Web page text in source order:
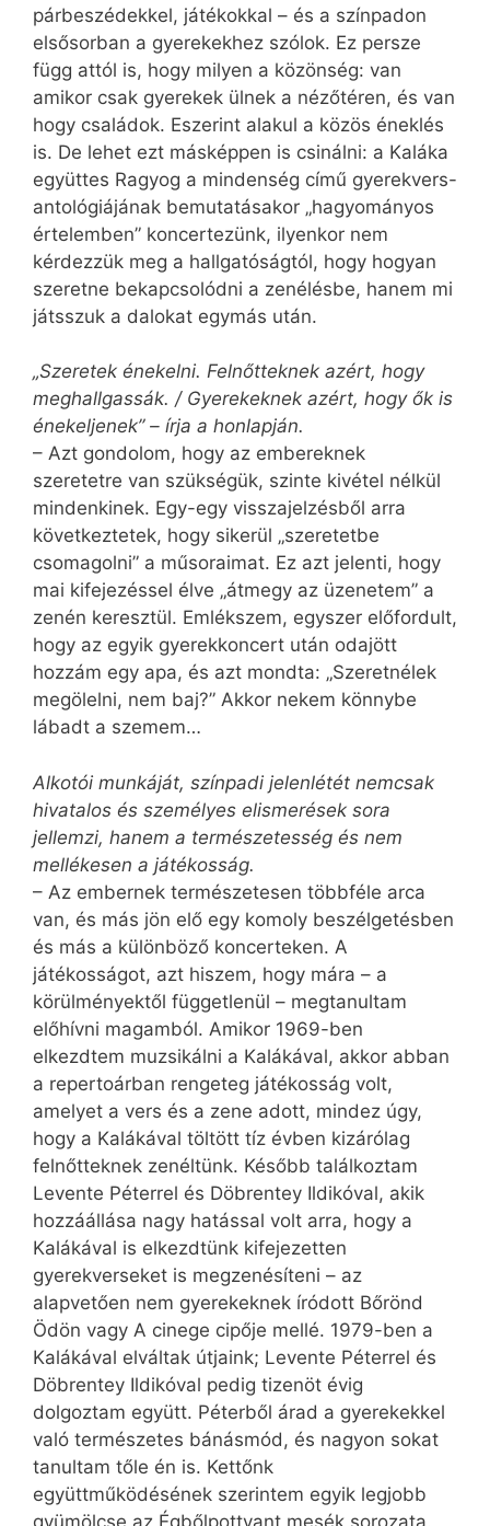
párbeszédekkel, játékokkal – és a színpadon
elsősorban a gyerekekhez szólok. Ez persze
függ attól is, hogy milyen a közönség: van
amikor csak gyerekek ülnek a nézőtéren, és van
hogy családok. Eszerint alakul a közös éneklés
is. De lehet ezt másképpen is csinálni: a Kaláka
együttes Ragyog a mindenség című gyerekvers-
antológiájának bemutatásakor „hagyományos
értelemben” koncertezünk, ilyenkor nem
kérdezzük meg a hallgatóságtól, hogy hogyan
szeretne bekapcsolódni a zenélésbe, hanem mi
játsszuk a dalokat egymás után.
„Szeretek énekelni. Felnőtteknek azért, hogy
meghallgassák. / Gyerekeknek azért, hogy ők is
énekeljenek” – írja a honlapján.
– Azt gondolom, hogy az embereknek
szeretetre van szükségük, szinte kivétel nélkül
mindenkinek. Egy-egy visszajelzésből arra
következtetek, hogy sikerül „szeretetbe
csomagolni” a műsoraimat. Ez azt jelenti, hogy
mai kifejezéssel élve „átmegy az üzenetem” a
zenén keresztül. Emlékszem, egyszer előfordult,
hogy az egyik gyerekkoncert után odajött
hozzám egy apa, és azt mondta: „Szeretnélek
megölelni, nem baj?” Akkor nekem könnybe
lábadt a szemem…
Alkotói munkáját, színpadi jelenlétét nemcsak
hivatalos és személyes elismerések sora
jellemzi, hanem a természetesség és nem
mellékesen a játékosság.
– Az embernek természetesen többféle arca
van, és más jön elő egy komoly beszélgetésben
és más a különböző koncerteken. A
játékosságot, azt hiszem, hogy mára – a
körülményektől függetlenül – megtanultam
előhívni magamból. Amikor 1969-ben
elkezdtem muzsikálni a Kalákával, akkor abban
a repertoárban rengeteg játékosság volt,
amelyet a vers és a zene adott, mindez úgy,
hogy a Kalákával töltött tíz évben kizárólag
felnőtteknek zenéltünk. Később találkoztam
Levente Péterrel és Döbrentey Ildikóval, akik
hozzáállása nagy hatással volt arra, hogy a
Kalákával is elkezdtünk kifejezetten
gyerekverseket is megzenésíteni – az
alapvetően nem gyerekeknek íródott Bőrönd
Ödön vagy A cinege cipője mellé. 1979-ben a
Kalákával elváltak útjaink; Levente Péterrel és
Döbrentey Ildikóval pedig tizenöt évig
dolgoztam együtt. Péterből árad a gyerekekkel
való természetes bánásmód, és nagyon sokat
tanultam tőle én is. Kettőnk
együttműködésének szerintem egyik legjobb
gyümölcse az Égbőlpottyant mesék sorozata.